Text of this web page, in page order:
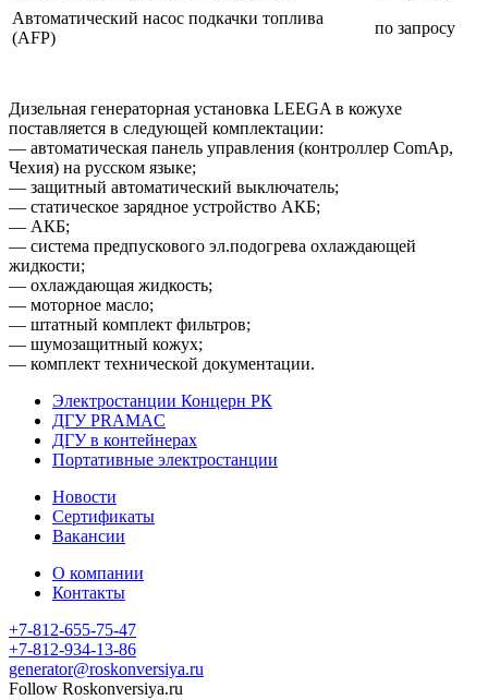
Автоматический насос подкачки топлива
(AFP)
по запросу
Дизельная генераторная установка LEEGA в кожухе
поставляется в следующей комплектации:
— автоматическая панель управления (контроллер ComAp,
Чехия) на русском языке;
— защитный автоматический выключатель;
— статическое зарядное устройство АКБ;
— АКБ;
— система предпускового эл.подогрева охлаждающей
жидкости;
— охлаждающая жидкость;
— моторное масло;
— штатный комплект фильтров;
— шумозащитный кожух;
— комплект технической документации.
Электростанции Концерн РК
ДГУ PRAMAC
ДГУ в контейнерах
Портативные электростанции
Новости
Сертификаты
Вакансии
О компании
Контакты
+7-812-655-75-47
+7-812-934-13-86
generator@roskonversiya.ru
Follow Roskonversiya.ru